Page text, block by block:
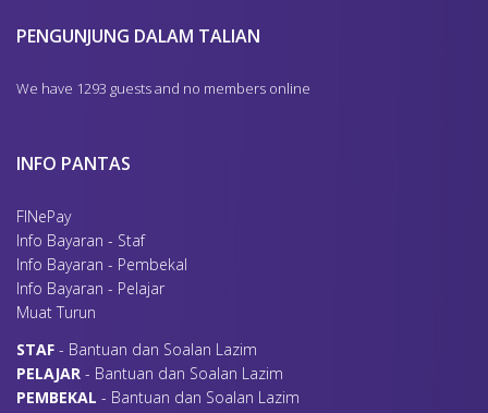
PENGUNJUNG DALAM TALIAN
We have 1293 guests and no members online
INFO PANTAS
FINePay
Info Bayaran - Staf
Info Bayaran - Pembekal
Info Bayaran - Pelajar
Muat Turun
STAF - Bantuan dan Soalan Lazim
PELAJAR - Bantuan dan Soalan Lazim
PEMBEKAL - Bantuan dan Soalan Lazim